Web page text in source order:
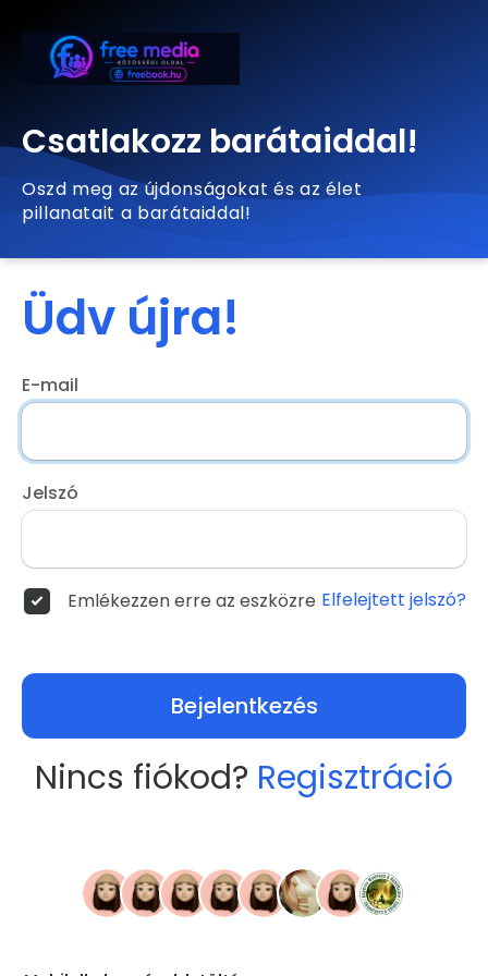
Csatlakozz barátaiddal!
Oszd meg az újdonságokat és az élet
pillanatait a barátaiddal!
Üdv újra!
E-mail
Jelszó
Emlékezzen erre az eszközre Elfelejtett jelszó?
Bejelentkezés
Nincs fiókod? Regisztráció